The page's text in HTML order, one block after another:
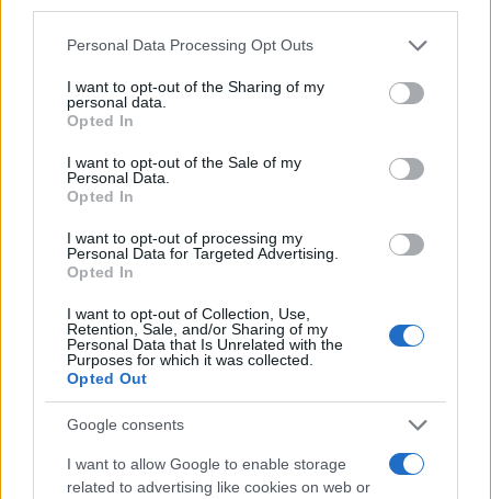
Please note that this website/app uses one or more Google
not limited to your visit or usage behaviour. You may click to
grant or deny consent to Google and its third-party tags to
use your data for below specified purposes in below Google
consent section.
Personal Data Processing Opt Outs
I want to opt-out of the Sharing of my
personal data.
Opted In
I want to opt-out of the Sale of my
Personal Data.
Opted In
I want to opt-out of processing my
Personal Data for Targeted Advertising.
Opted In
I want to opt-out of Collection, Use,
Retention, Sale, and/or Sharing of my
Personal Data that Is Unrelated with the
Purposes for which it was collected.
Opted Out
Google consents
I want to allow Google to enable storage
related to advertising like cookies on web or
Σχόλια
Σχολίασε εδώ
της τραγούδι «Πες μου πως
σε λένε» παντρεύει τον
δημοτικό με τον σύγχρονο
Αποστολία Ζώη: